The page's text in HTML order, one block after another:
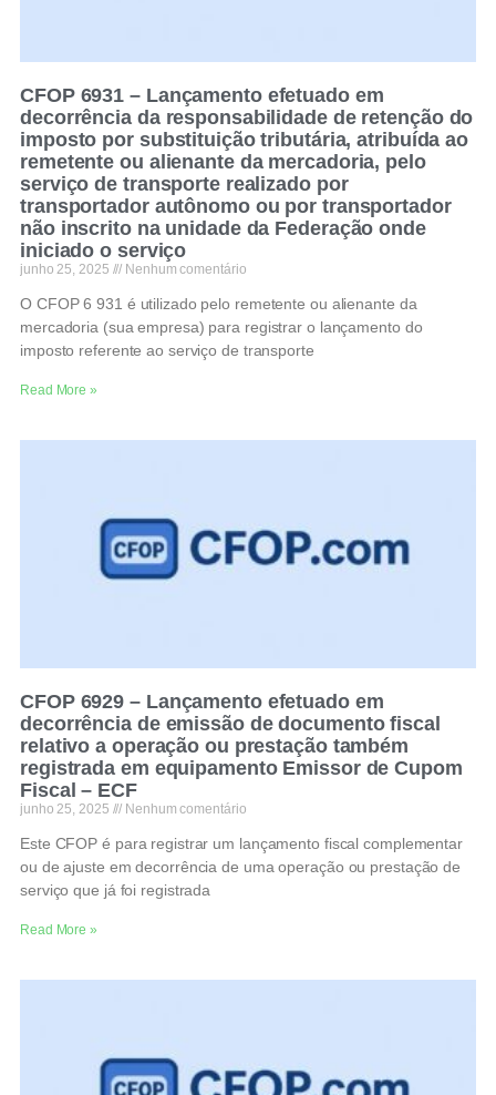
CFOP 6931 – Lançamento efetuado em
decorrência da responsabilidade de retenção do
imposto por substituição tributária, atribuída ao
remetente ou alienante da mercadoria, pelo
serviço de transporte realizado por
transportador autônomo ou por transportador
não inscrito na unidade da Federação onde
iniciado o serviço
junho 25, 2025 Nenhum comentário
O CFOP 6 931 é utilizado pelo remetente ou alienante da
mercadoria (sua empresa) para registrar o lançamento do
imposto referente ao serviço de transporte
Read More »
CFOP 6929 – Lançamento efetuado em
decorrência de emissão de documento fiscal
relativo a operação ou prestação também
registrada em equipamento Emissor de Cupom
Fiscal – ECF
junho 25, 2025 Nenhum comentário
Este CFOP é para registrar um lançamento fiscal complementar
ou de ajuste em decorrência de uma operação ou prestação de
serviço que já foi registrada
Read More »